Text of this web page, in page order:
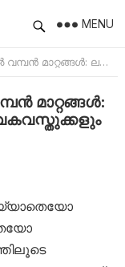
MENU
ദ്രാവകവസ്തുക്കളും പുറത്തുവയ്ക്കേണ്ട
മാറ്റങ്ങള്‍: